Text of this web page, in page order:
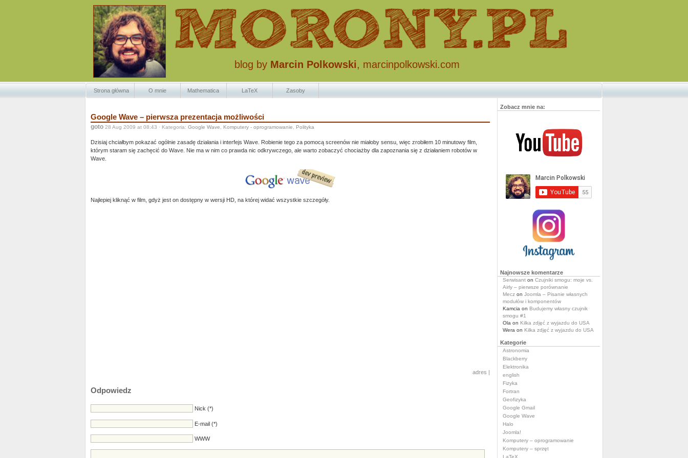
blog by Marcin Polkowski, marcinpolkowski.com
Strona główna O mnie Mathematica LaTeX Zasoby
Google Wave – pierwsza prezentacja możliwości
goto 28 Aug 2009 at 08:43 · Kategoria: Google Wave, Komputery - oprogramowanie, Polityka
Dzisiaj chciałbym pokazać ogólnie zasadę działania i interfejs Wave. Robienie tego za pomocą screenów nie miałoby sensu, więc zrobiłem 10 minutowy film,
którym staram się zachęcić do Wave. Nie ma w nim co prawda nic odkrywczego, ale warto zobaczyć chociażby dla zapoznania się z działaniem robotów w
Wave.
Najlepiej kliknąć w film, gdyż jest on dostępny w wersji HD, na której widać wszystkie szczegóły.
adres
Odpowiedz
Nick (*)
E-mail (*)
WWW
Zobacz mnie na:
Najnowsze komentarze
Serwisant on Czujniki smogu: moje vs.
Airly – pierwsze porównanie
Mecz on Joomla – Pisanie własnych
modułów i komponentów
Kamcia on Budujemy własny czujnik
smogu #1
Ola on Kilka zdjęć z wyjazdu do USA
Wera on Kilka zdjęć z wyjazdu do USA
Kategorie
Astronomia
Blackberry
Elektronika
english
Fizyka
Fortran
Geofizyka
Google Gmail
Google Wave
Halo
Joomla!
Komputery – oprogramowanie
Komputery – sprzęt
LaTeX